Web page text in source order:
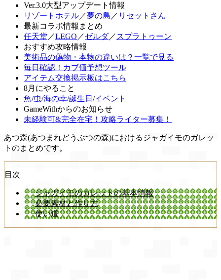
Ver.3.0大型アップデート情報
リゾートホテル／夢の島 ／ リセットさん
最新コラボ情報まとめ
任天堂 ／LEGO ／ゼルダ／ スプラトゥーン
おすすめ攻略情報
美術品の偽物・本物の違いは？一覧で見る
毎日確認！カブ価予想ツール
アイテム交換掲示板はこちら
8月にやること
魚/虫/海の幸/誕生日 /イベント
GameWithからのお知らせ
未経験可&完全在宅！攻略ライター募集！
あつ森(あつまれどうぶつの森)におけるジャガイモのガレッ
トのまとめです。
目次
ジャガイモのガレットの基本情報
必要素材と作り方
使い道